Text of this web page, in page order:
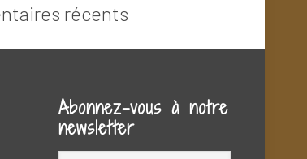
récents
Abonnez-vous à notre
newsletter